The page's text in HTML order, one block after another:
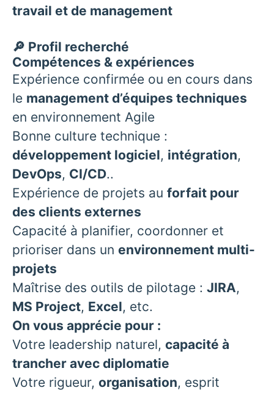
travail et de management
🔎 Profil recherché
Compétences & expériences
Expérience confirmée ou en cours dans
le management d’équipes techniques
en environnement Agile
Bonne culture technique :
développement logiciel, intégration,
DevOps, CI/CD..
Expérience de projets au forfait pour
des clients externes
Capacité à planifier, coordonner et
prioriser dans un environnement multi-
projets
Maîtrise des outils de pilotage : JIRA,
MS Project, Excel, etc.
On vous apprécie pour :
Votre leadership naturel, capacité à
trancher avec diplomatie
Votre rigueur, organisation, esprit